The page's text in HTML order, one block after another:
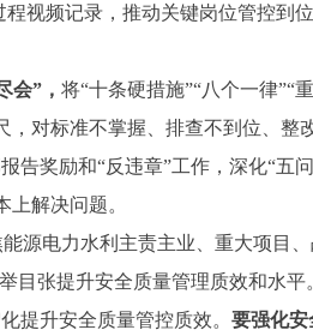
视频记录，推动关键岗位管控到
会”， 将“十条硬措施”“八个一律”“
对标准不掌握、排查不到位、整
奖励和“反违章”工作，深化“五
解决问题。
源电力水利主责主业、重大项目
目张提升安全质量管理质效和水平
提升安全质量管控质效。 要强化安